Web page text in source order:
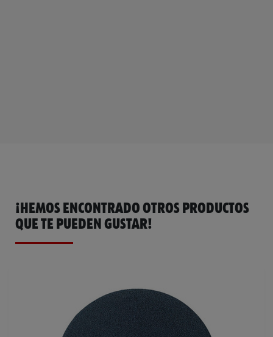
¡HEMOS ENCONTRADO OTROS PRODUCTOS
QUE TE PUEDEN GUSTAR!